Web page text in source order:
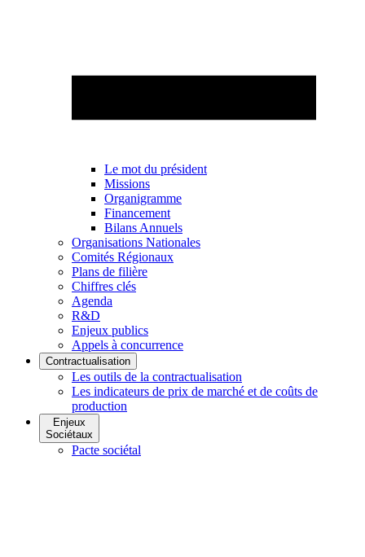
Le mot du président
Missions
Organigramme
Financement
Bilans Annuels
Organisations Nationales
Comités Régionaux
Plans de filière
Chiffres clés
Agenda
R&D
Enjeux publics
Appels à concurrence
Contractualisation
Les outils de la contractualisation
Les indicateurs de prix de marché et de coûts de
production
Enjeux
Sociétaux
Pacte sociétal